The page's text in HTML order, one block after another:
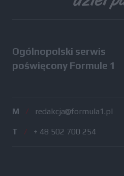
Ogólnopolski serwis
poświęcony Formule 1
M / redakcja@formula1.pl
T / + 48 502 700 254